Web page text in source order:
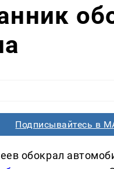
Подписывайтесь в
обокрал